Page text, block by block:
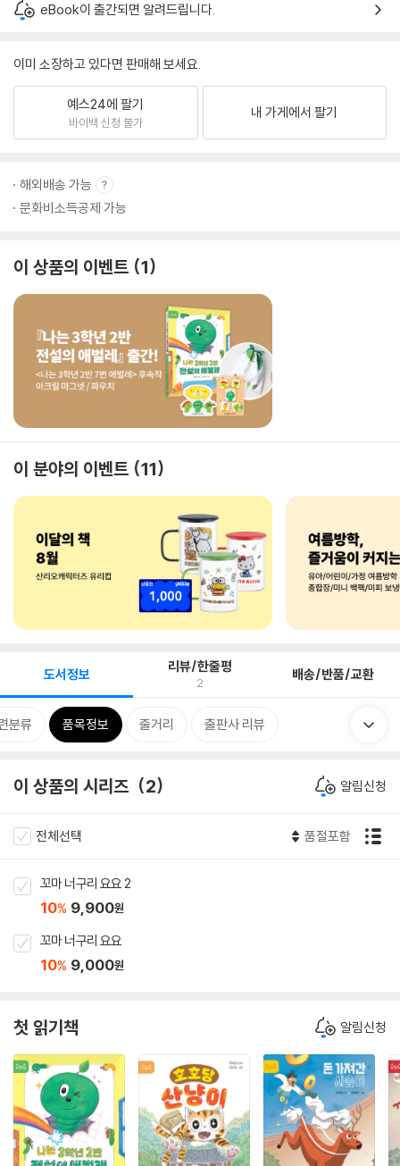
eBook이 출간되면 알려드립니다.
이미 소장하고 있다면 판매해 보세요.
예스24에 팔기
바이백 신청 불가
내 가게에서 팔기
해외배송 가능
문화비소득공제 가능
이 상품의 이벤트 1
이 분야의 이벤트 11
도서정보 리뷰/한줄평
2 배송/반품/교환
분류 품목정보 줄거리 출판사 리뷰
이 상품의 시리즈 2 알림신청
전체선택 품절포함
꼬마 너구리 요요 2
10% 9,900원
꼬마 너구리 요요
10% 9,000원
첫 읽기책 알림신청